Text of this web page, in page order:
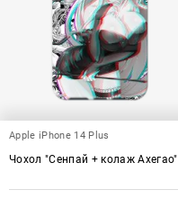
Apple iPhone 14 Plus
Чохол "Сенпай + колаж Ахегао"